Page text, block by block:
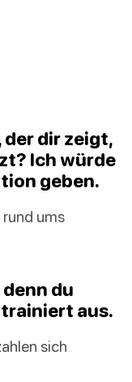
der dir zeigt,
Ich würde
geben.
rund ums
du
aus.
sich